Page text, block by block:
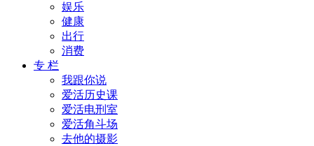
娱乐
健康
出行
消费
专 栏
我跟你说
爱活历史课
爱活电刑室
爱活角斗场
去他的摄影